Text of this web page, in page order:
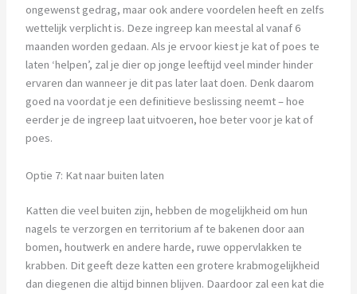
ongewenst gedrag, maar ook andere voordelen heeft en zelfs
wettelijk verplicht is. Deze ingreep kan meestal al vanaf 6
maanden worden gedaan. Als je ervoor kiest je kat of poes te
laten ‘helpen’, zal je dier op jonge leeftijd veel minder hinder
ervaren dan wanneer je dit pas later laat doen. Denk daarom
goed na voordat je een definitieve beslissing neemt – hoe
eerder je de ingreep laat uitvoeren, hoe beter voor je kat of
poes.
Optie 7: Kat naar buiten laten
Katten die veel buiten zijn, hebben de mogelijkheid om hun
nagels te verzorgen en territorium af te bakenen door aan
bomen, houtwerk en andere harde, ruwe oppervlakken te
krabben. Dit geeft deze katten een grotere krabmogelijkheid
dan diegenen die altijd binnen blijven. Daardoor zal een kat die